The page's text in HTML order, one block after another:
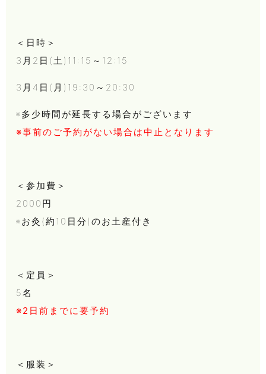
＜日時＞
3月2日(土)11:15～12:15
3月4日(月)19:30～20:30
※多少時間が延長する場合がございます
※事前のご予約がない場合は中止となります
＜参加費＞
2000円
※お灸(約10日分)のお土産付き
＜定員＞
5名
※2日前までに要予約
＜服装＞